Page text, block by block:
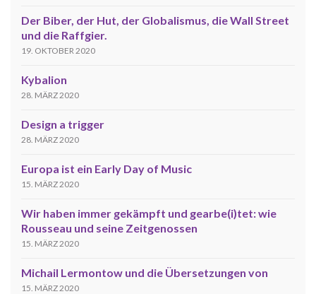
Der Biber, der Hut, der Globalismus, die Wall Street
und die Raffgier.
19. OKTOBER 2020
Kybalion
28. MÄRZ 2020
Design a trigger
28. MÄRZ 2020
Europa ist ein Early Day of Music
15. MÄRZ 2020
Wir haben immer gekämpft und gearbe(i)tet: wie
Rousseau und seine Zeitgenossen
15. MÄRZ 2020
Michail Lermontow und die Übersetzungen von
15. MÄRZ 2020